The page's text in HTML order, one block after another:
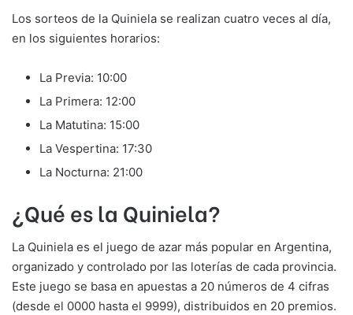
Los sorteos de la Quiniela se realizan cuatro veces al día,
en los siguientes horarios:
La Previa: 10:00
La Primera: 12:00
La Matutina: 15:00
La Vespertina: 17:30
La Nocturna: 21:00
¿Qué es la Quiniela?
La Quiniela es el juego de azar más popular en Argentina,
organizado y controlado por las loterías de cada provincia.
Este juego se basa en apuestas a 20 números de 4 cifras
(desde el 0000 hasta el 9999), distribuidos en 20 premios.